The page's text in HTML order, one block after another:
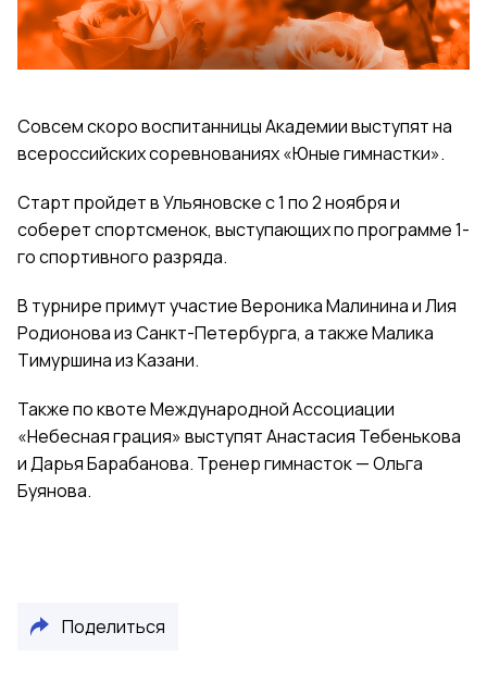
Совсем скоро воспитанницы Академии выступят на
всероссийских соревнованиях «Юные гимнастки».
Старт пройдет в Ульяновске с 1 по 2 ноября и
соберет спортсменок, выступающих по программе 1-
го спортивного разряда.
В турнире примут участие Вероника Малинина и Лия
Родионова из Санкт-Петербурга, а также Малика
Тимуршина из Казани.
Также по квоте Международной Ассоциации
«Небесная грация» выступят Анастасия Тебенькова
и Дарья Барабанова. Тренер гимнасток — Ольга
Буянова.
Поделиться